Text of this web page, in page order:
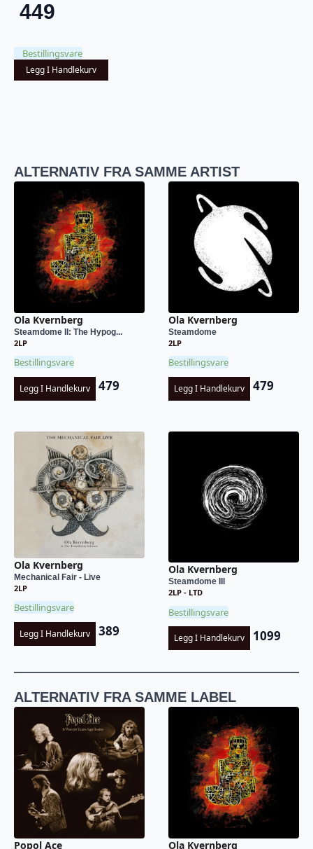
449
Bestillingsvare
Legg I Handlekurv
ALTERNATIV FRA SAMME ARTIST
Ola Kvernberg
Steamdome II: The Hypog...
2LP
Bestillingsvare
Legg I Handlekurv 479
Ola Kvernberg
Steamdome
2LP
Bestillingsvare
Legg I Handlekurv 479
Ola Kvernberg
Mechanical Fair - Live
2LP
Bestillingsvare
Legg I Handlekurv 389
Ola Kvernberg
Steamdome III
2LP - LTD
Bestillingsvare
Legg I Handlekurv 1099
ALTERNATIV FRA SAMME LABEL
Popol Ace Ola Kvernberg